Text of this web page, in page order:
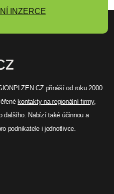
INZERCE
přináší od roku 2000
kontakty na regionální firmy,
dalšího. Nabízí také účinnou a
podnikatele i jednotlivce.